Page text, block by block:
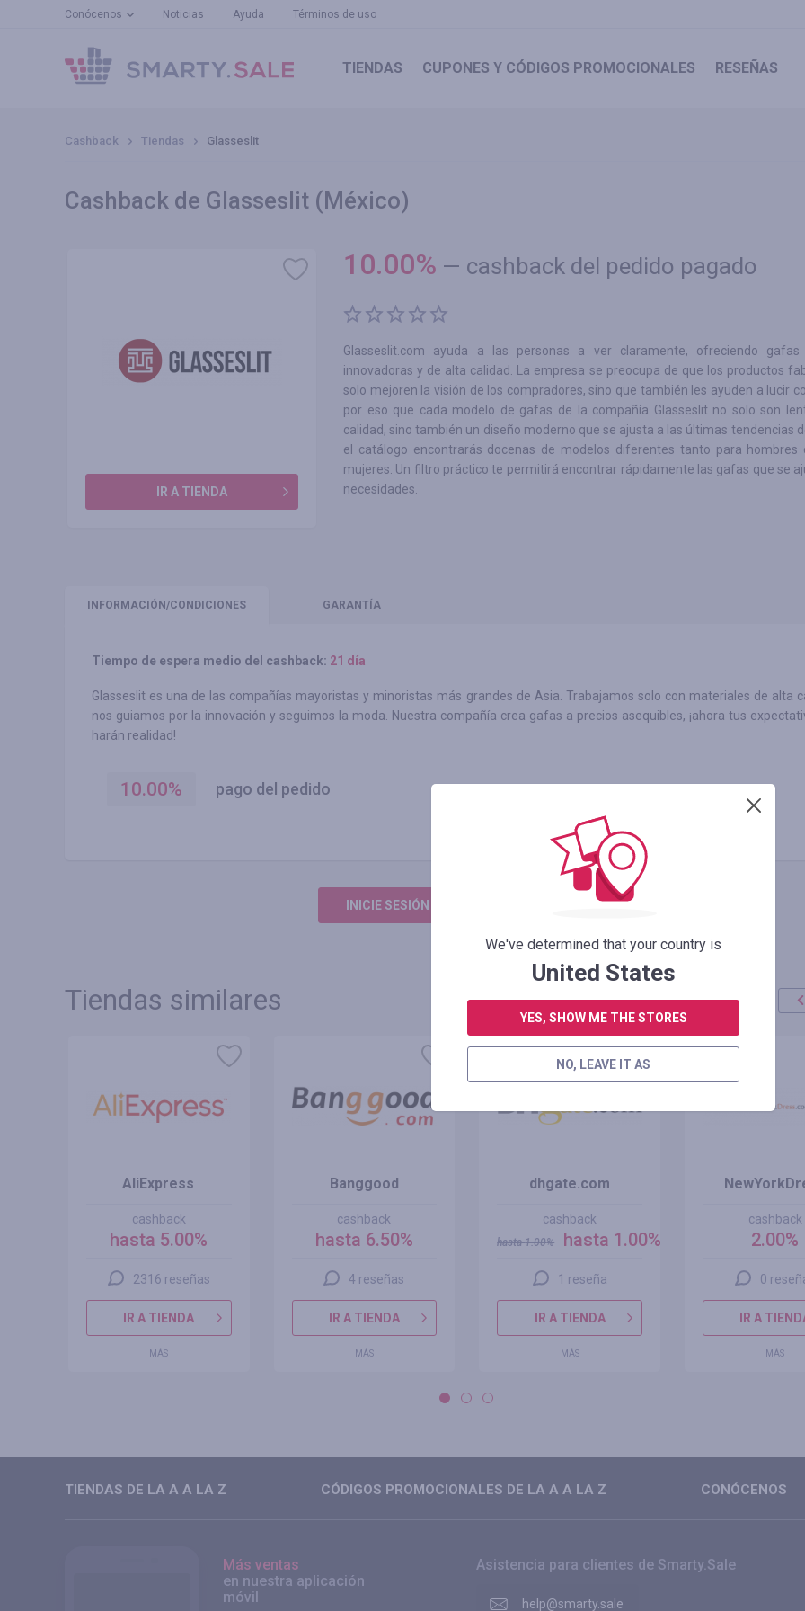
Conócenos Noticias Ayuda Términos de uso
TIENDAS CUPONES Y CÓDIGOS PROMOCIONALES RESEÑAS
Cashback Tiendas Glasseslit
Cashback de Glasseslit (México)
IR A TIENDA
10.00% — cashback del pedido pagado
Glasseslit.com ayuda a las personas a ver claramente, ofreciendo
innovadoras y de alta calidad. La empresa se preocupa de que los productos
solo mejoren la visión de los compradores, sino que también les ayuden a lucir
por eso que cada modelo de gafas de la compañía Glasseslit no solo son
calidad, sino también un diseño moderno que se ajusta a las últimas tendencias
el catálogo encontrarás docenas de modelos diferentes tanto para hombres
mujeres. Un filtro práctico te permitirá encontrar rápidamente las gafas que se
necesidades.
INFORMACIÓN /CONDICIONES GARANTÍA
Tiempo de espera medio del cashback: 21 día
Glasseslit es una de las compañías mayoristas y minoristas más grandes de Asia. Trabajamos solo con materiales de alta
nos guiamos por la innovación y seguimos la moda. Nuestra compañía crea gafas a precios asequibles, ¡ahora tus
harán realidad!
10.00% pago del pedido
INICIE SESIÓN PARA DEJAR UNA RESEÑA
Tiendas similares
AliExpress
cashback
hasta 5.00%
2316 reseñas
IR A TIENDA
MÁS
Banggood
cashback
hasta 6.50%
4 reseñas
IR A TIENDA
MÁS
oferta
+100%
dhgate.com
cashback
hasta1.00% hasta 1.00%
1 reseña
IR A TIENDA
MÁS
cashback
2.00%
0
IR A
MÁS
TIENDAS DE LA A A LA Z CÓDIGOS PROMOCIONALES DE LA A A LA Z CONÓCENOS
Más ventas
en nuestra aplicación
móvil
Asistencia para clientes de Smarty.Sale
help@smarty.sale
We've determined that your country is
United States
YES, SHOW ME THE STORES
NO, LEAVE IT AS